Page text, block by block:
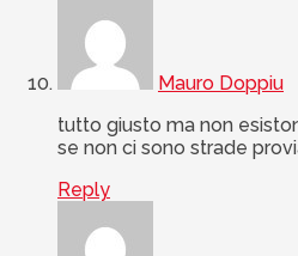
Mauro Doppiu
tutto giusto ma non
se non ci sono strade
Reply